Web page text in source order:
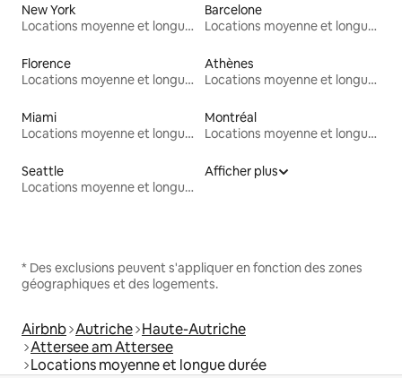
New York
Locations moyenne et longue durée
Barcelone
Locations moyenne et longue durée
Florence
Locations moyenne et longue durée
Athènes
Locations moyenne et longue durée
Miami
Locations moyenne et longue durée
Montréal
Locations moyenne et longue durée
Seattle
Locations moyenne et longue durée
Afficher plus
* Des exclusions peuvent s'appliquer en fonction des zones
géographiques et des logements.
Airbnb Autriche Haute-Autriche
Attersee am Attersee
Locations moyenne et longue durée